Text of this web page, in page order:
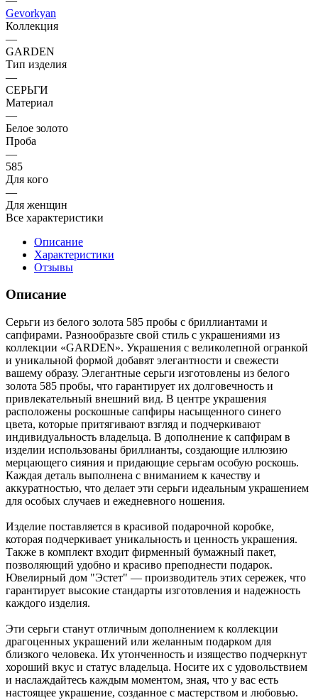
Gevorkyan
Коллекция
—
GARDEN
Тип изделия
—
СЕРЬГИ
Материал
—
Белое золото
Проба
—
585
Для кого
—
Для женщин
Все характеристики
Описание
Характеристики
Отзывы
Описание
Серьги из белого золота 585 пробы с бриллиантами и
сапфирами. Разнообразьте свой стиль с украшениями из
коллекции «GARDEN». Украшения с великолепной огранкой
и уникальной формой добавят элегантности и свежести
вашему образу. Элегантные серьги изготовлены из белого
золота 585 пробы, что гарантирует их долговечность и
привлекательный внешний вид. В центре украшения
расположены роскошные сапфиры насыщенного синего
цвета, которые притягивают взгляд и подчеркивают
индивидуальность владельца. В дополнение к сапфирам в
изделии использованы бриллианты, создающие иллюзию
мерцающего сияния и придающие серьгам особую роскошь.
Каждая деталь выполнена с вниманием к качеству и
аккуратностью, что делает эти серьги идеальным украшением
для особых случаев и ежедневного ношения.
Изделие поставляется в красивой подарочной коробке,
которая подчеркивает уникальность и ценность украшения.
Также в комплект входит фирменный бумажный пакет,
позволяющий удобно и красиво преподнести подарок.
Ювелирный дом "Эстет" — производитель этих сережек, что
гарантирует высокие стандарты изготовления и надежность
каждого изделия.
Эти серьги станут отличным дополнением к коллекции
драгоценных украшений или желанным подарком для
близкого человека. Их утонченность и изящество подчеркнут
хороший вкус и статус владельца. Носите их с удовольствием
и наслаждайтесь каждым моментом, зная, что у вас есть
настоящее украшение, созданное с мастерством и любовью.